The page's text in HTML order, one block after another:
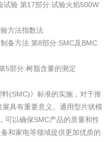
验 第17部分:试验火焰500W
方法指数法
备方法 第8部分:SMC及BMC
5部分:树脂含量的测定
(SMC)》标准的实施，对于推
具有重要意义。通用型片状模
可以确保SMC产品的质量和性
和家电等领域提供更加优质的
测 化学品检测